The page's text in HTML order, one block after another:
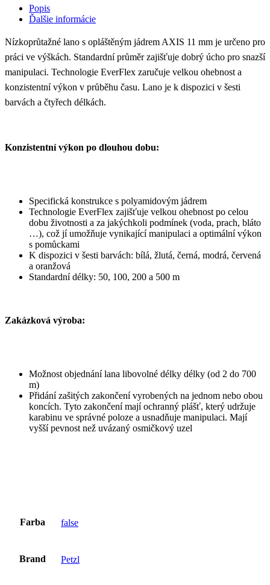
Popis
Ďalšie informácie
Nízkoprůtažné lano s opláštěným jádrem AXIS 11 mm je určeno pro
práci ve výškách. Standardní průměr zajišťuje dobrý úcho pro snazší
manipulaci. Technologie EverFlex zaručuje velkou ohebnost a
konzistentní výkon v průběhu času. Lano je k dispozici v šesti
barvách a čtyřech délkách.
Konzistentní výkon po dlouhou dobu:
Specifická konstrukce s polyamidovým jádrem
Technologie EverFlex zajišťuje velkou ohebnost po celou
dobu životnosti a za jakýchkoli podmínek (voda, prach, bláto
…), což jí umožňuje vynikající manipulaci a optimální výkon
s pomůckami
K dispozici v šesti barvách: bílá, žlutá, černá, modrá, červená
a oranžová
Standardní délky: 50, 100, 200 a 500 m
Zakázková výroba:
Možnost objednání lana libovolné délky délky (od 2 do 700
m)
Přidání zašitých zakončení vyrobených na jednom nebo obou
koncích. Tyto zakončení mají ochranný plášť, který udržuje
karabinu ve správné poloze a usnadňuje manipulaci. Mají
vyšší pevnost než uvázaný osmičkový uzel
Farba false
Brand Petzl